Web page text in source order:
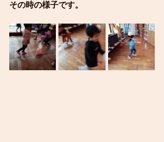
その時の様子です。